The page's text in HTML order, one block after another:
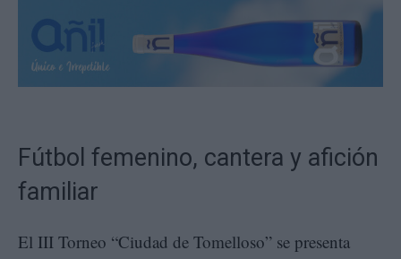
Fútbol femenino, cantera y afición
familiar
El III Torneo “Ciudad de Tomelloso” se presenta